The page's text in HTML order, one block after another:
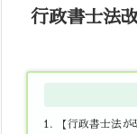
行政書士法
【行政書士法